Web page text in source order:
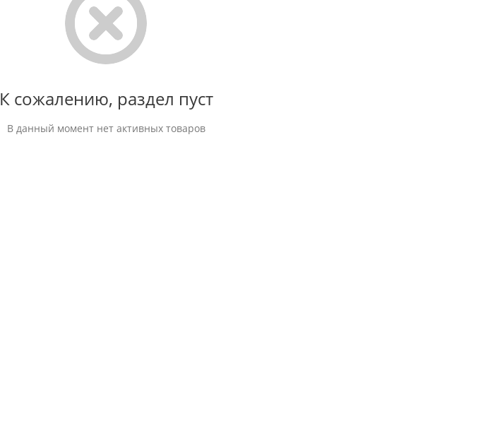
К сожалению, раздел пуст
В данный момент нет активных товаров